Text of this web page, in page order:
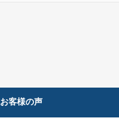
お客様の声